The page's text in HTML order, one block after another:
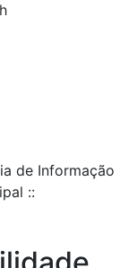
de Informação
::